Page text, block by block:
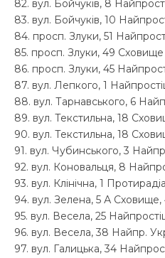
82. вул. Бойчуків, 8
83. вул. Бойчуків, 10
84. просп. Злуки, 51
85. просп. Злуки, 49 Сховище
86. просп. Злуки, 45
87. вул. Лепкого, 1
88. вул. Тарнавського, 6
89. вул. Текстильна, 18
90. вул. Текстильна, 18
91. вул. Чубинського, 3
92. вул. Коновальця, 8
93. вул. Клінічна, 1
94. вул. Зелена, 5 А Сховище,
95. вул. Весела, 25
96. вул. Весела, 38 Найпр.
97. вул. Галицька, 34